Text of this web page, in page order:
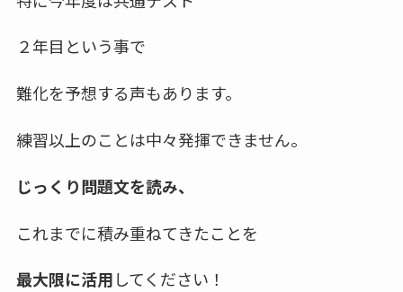
２年目という事で
難化を予想する声もあります。
練習以上のことは中々発揮できません。
じっくり問題文を読み、
これまでに積み重ねてきたことを
最大限に活用してください！